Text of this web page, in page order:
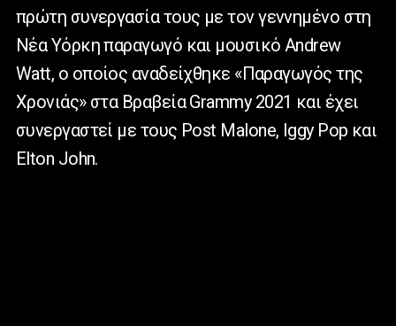
πρώτη συνεργασία τους με τον γεννημένο στη
Νέα Υόρκη παραγωγό και μουσικό Andrew
Watt, ο οποίος αναδείχθηκε «Παραγωγός της
Χρονιάς» στα Βραβεία Grammy 2021 και έχει
συνεργαστεί με τους Post Malone, Iggy Pop και
Elton John.